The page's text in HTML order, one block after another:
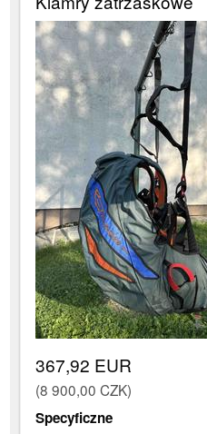
367,92 EUR
(8 900,00 CZK)
Specyficzne